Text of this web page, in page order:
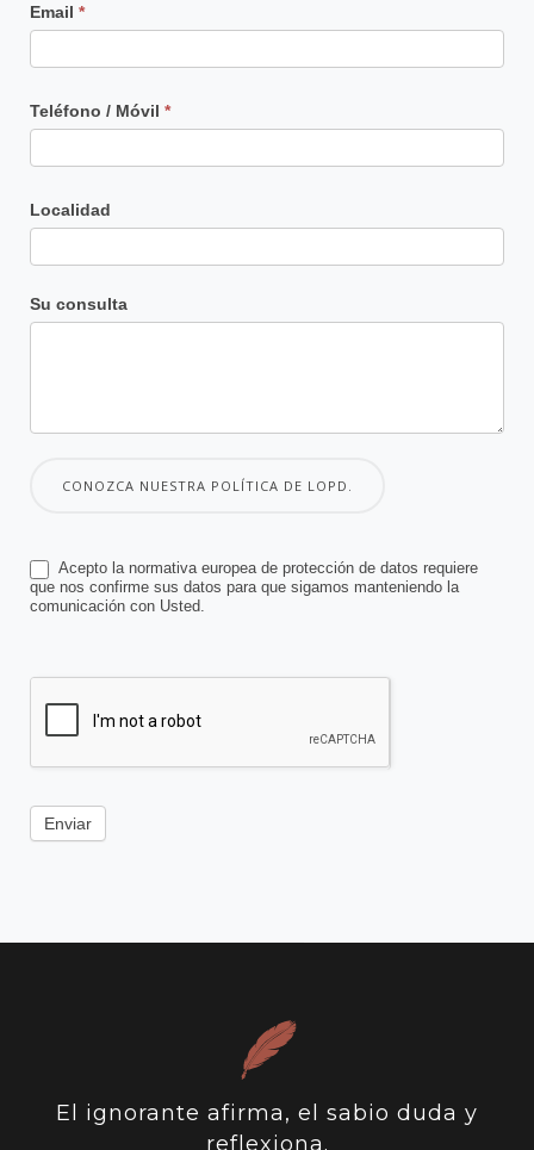
Email *
Teléfono / Móvil *
Localidad
Su consulta
CONOZCA NUESTRA POLÍTICA DE LOPD.
Acepto la normativa europea de protección de datos requiere
que nos confirme sus datos para que sigamos manteniendo la
comunicación con Usted.
Enviar
El ignorante afirma, el sabio duda y
reflexiona.